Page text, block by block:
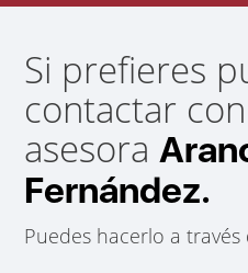
Si prefieres
contactar
asesora
Fernández.
Puedes hacerlo a través